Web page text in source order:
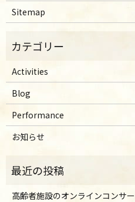
Sitemap
Activities
Blog
Performance
お知らせ
高齢者施設のオンラインコンサ